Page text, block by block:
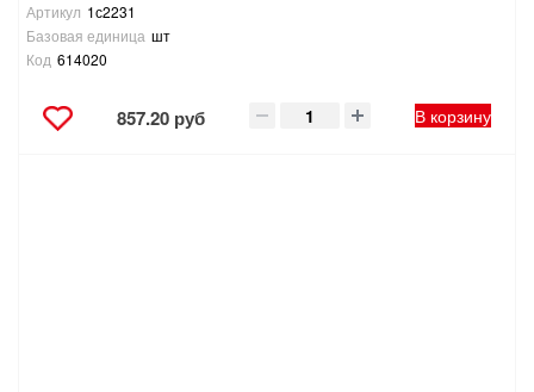
Артикул 1с2231
Базовая единица шт
Код 614020
857.20 руб В корзину